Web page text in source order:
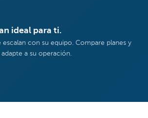
ideal para ti.
escalan con su equipo. Compare planes y
a su operación.